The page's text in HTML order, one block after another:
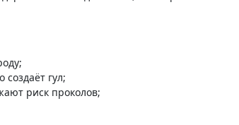
гул;
риск проколов;